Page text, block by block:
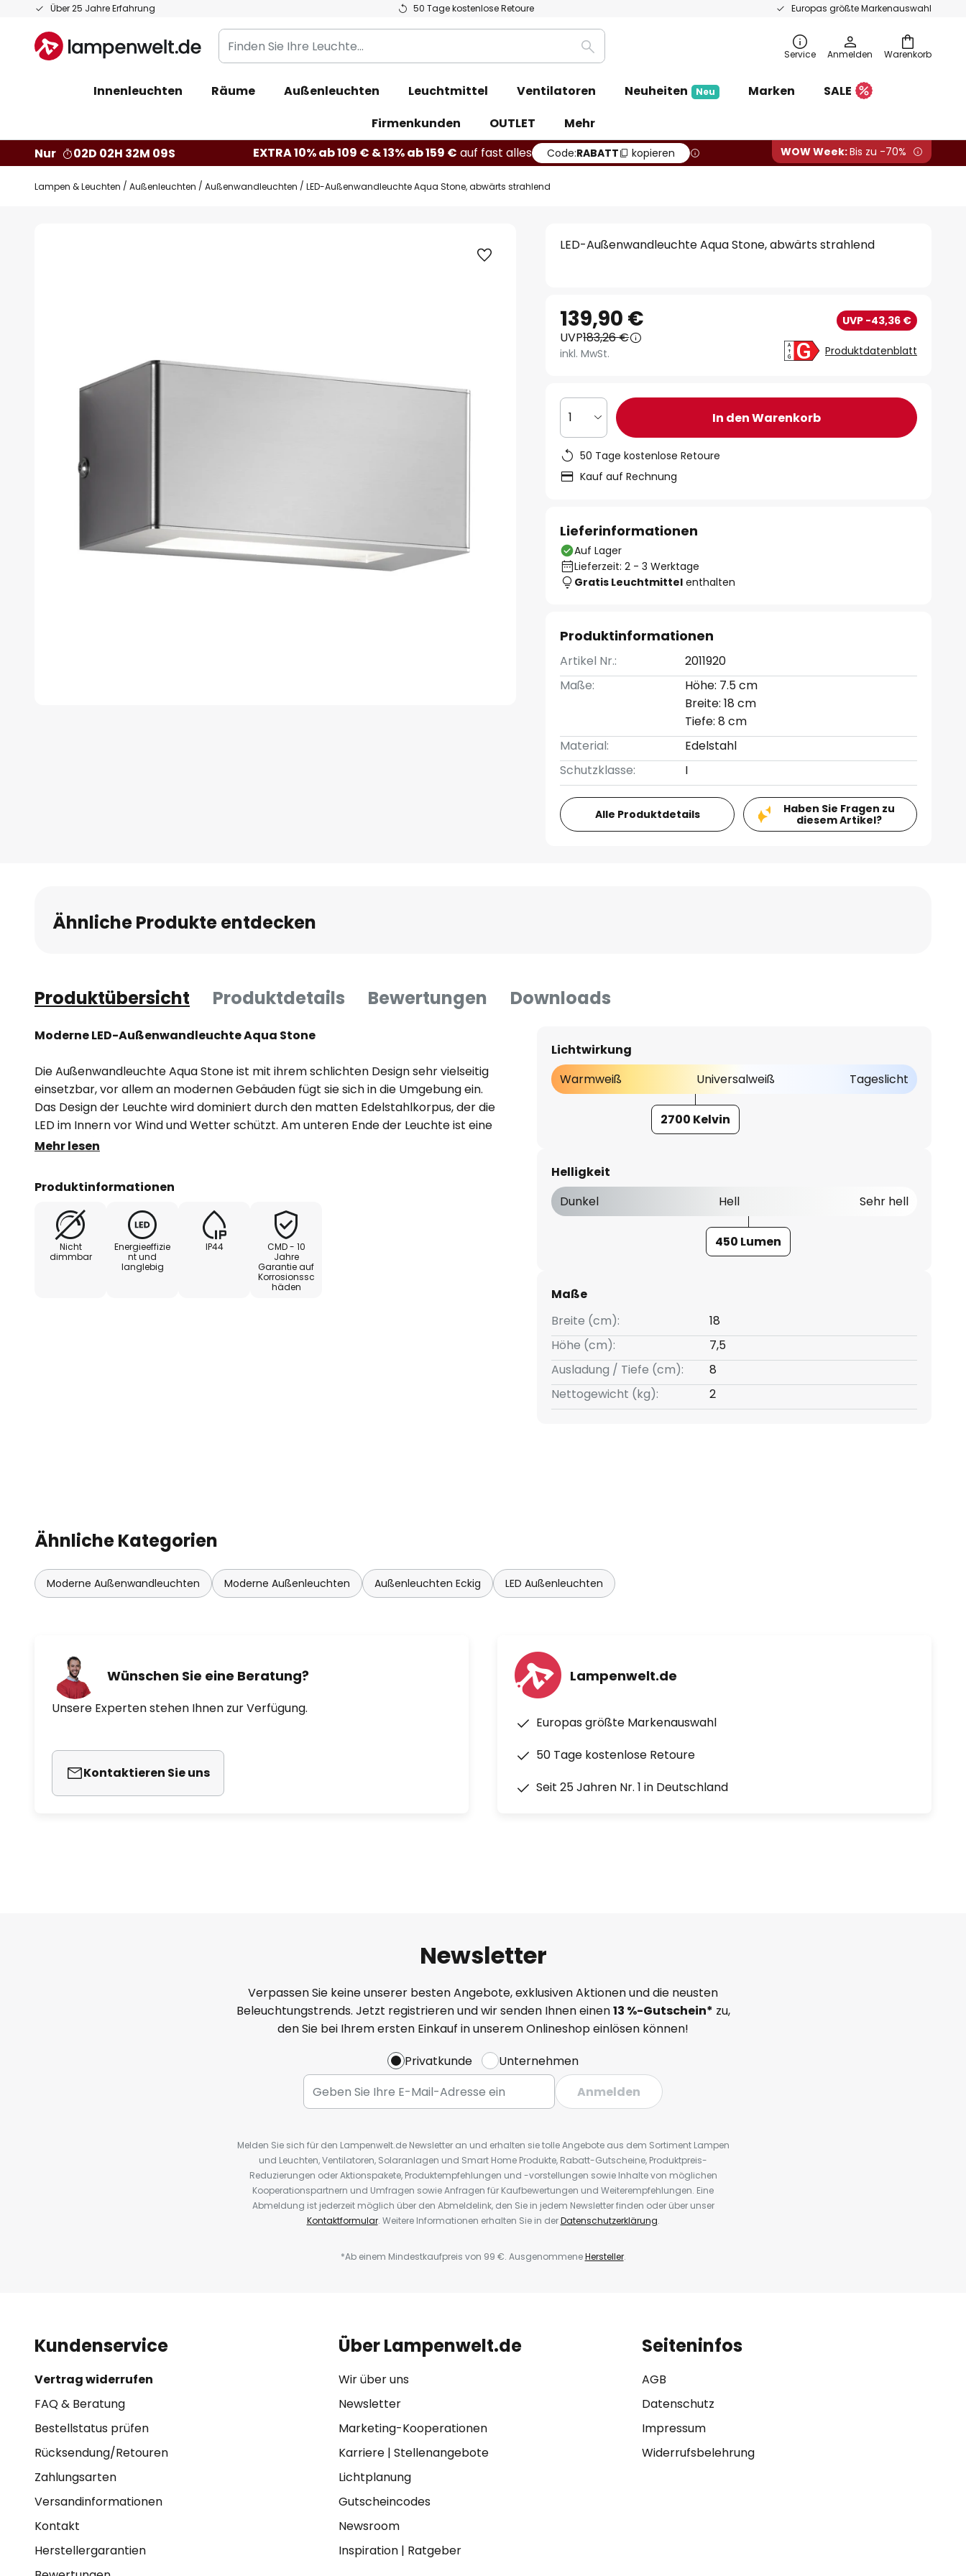
Über 25 Jahre Erfahrung 50 Tage kostenlose Retoure Europas größte Markenauswahl
Zum
springen
Warenkorb
Finden
Sie
Leuchte...
Suche Service Anmelden
Innenleuchten Räume Außenleuchten Leuchtmittel Ventilatoren Neuheiten Neu Marken
SALE
Firmenkunden
OUTLET
Mehr
Nur
02D 02H 32M 08S EXTRA 10% ab 109 € & 13% ab 159 € auf fast alles Code:RABATT kopieren WOW Week:Bis zu -70%
Lampen & Leuchten Außenleuchten Außenwandleuchten LED-Außenwandleuchte Aqua Stone, abwärts strahlend
LED-Außenwandleuchte Aqua Stone, abwärts strahlend
139,90 € UVP -43,36 €
UVP183,26 €
inkl. MwSt. Produktdatenblatt
1 In den Warenkorb
50 Tage kostenlose Retoure
Kauf auf Rechnung
Lieferinformationen
Auf Lager
Lieferzeit: 2 - 3 Werktage
Gratis Leuchtmittel enthalten
Produktinformationen
Artikel Nr.:
2011920
Maße:
Höhe: 7.5 cm
Breite: 18 cm
Tiefe: 8 cm
Material:
Edelstahl
Schutzklasse:
I
Alle Produktdetails
Haben Sie Fragen zu
diesem Artikel?
Ähnliche Produkte entdecken
Produktübersicht Produktdetails Bewertungen Downloads
Moderne LED-Außenwandleuchte Aqua Stone
Die Außenwandleuchte Aqua Stone ist mit ihrem schlichten Design sehr vielseitig
einsetzbar, vor allem an modernen Gebäuden fügt sie sich in die Umgebung ein.
Das Design der Leuchte wird dominiert durch den matten Edelstahlkorpus, der die
LED im Innern vor Wind und Wetter schützt. Am unteren Ende der Leuchte ist eine
längliche Öffnung mit satiniertem Glas versehen, das für eine weiche und
Verarbeitung und hochwertigen Materialien besonders langlebig. Genau dafür ist
der Hersteller der Leuchte bekannt, der neben der hohen Qualität auch auf
modernes Design und technische Eigenschaften setzt.
Mehr lesen
Produktinformationen
Nicht
dimmbar
Energieeffizie
nt und
langlebig
IP44
CMD - 10
Jahre
Garantie auf
Korrosionssc
häden
Lichtwirkung
Warmweiß
Universalweiß Tageslicht
2700 Kelvin
Helligkeit
Dunkel
Hell Sehr hell
450 Lumen
Maße
Breite (cm):
18
Höhe (cm):
7,5
Ausladung / Tiefe (cm):
8
Nettogewicht (kg):
2
Ähnliche Kategorien
Moderne Außenwandleuchten Moderne Außenleuchten Außenleuchten Eckig LED Außenleuchten
Wünschen Sie eine Beratung?
Unsere Experten stehen Ihnen zur Verfügung.
Kontaktieren Sie uns
Lampenwelt.de
Europas größte Markenauswahl
50 Tage kostenlose Retoure
Seit 25 Jahren Nr. 1 in Deutschland
Newsletter
Verpassen Sie keine unserer besten Angebote, exklusiven Aktionen und die neusten
Beleuchtungstrends. Jetzt registrieren und wir senden Ihnen einen13 %-Gutschein* zu,
den Sie bei Ihrem ersten Einkauf in unserem Onlineshop einlösen können!
Privatkunde
Unternehmen
Anmelden
Melden Sie sich für den Lampenwelt.de Newsletter an und erhalten sie tolle Angebote aus dem Sortiment Lampen
und Leuchten, Ventilatoren, Solaranlagen und Smart Home Produkte, Rabatt-Gutscheine, Produktpreis-
Reduzierungen oder Aktionspakete, Produktempfehlungen und -vorstellungen sowie Inhalte von möglichen
Kooperationspartnern und Umfragen sowie Anfragen für Kaufbewertungen und Weiterempfehlungen. Eine
Abmeldung ist jederzeit möglich über den Abmeldelink, den Sie in jedem Newsletter finden oder über unser
Kontaktformular. Weitere Informationen erhalten Sie in derDatenschutzerklärung.
*Ab einem Mindestkaufpreis von 99 €. AusgenommeneHersteller.
Kundenservice
Vertrag widerrufen
FAQ & Beratung
Bestellstatus prüfen
Rücksendung/Retouren
Zahlungsarten
Versandinformationen
Kontakt
Herstellergarantien
Über Lampenwelt.de
Wir über uns
Newsletter
Marketing-Kooperationen
Karriere| Stellenangebote
Lichtplanung
Gutscheincodes
Newsroom
Inspiration| Ratgeber
Seiteninfos
AGB
Datenschutz
Impressum
Widerrufsbelehrung